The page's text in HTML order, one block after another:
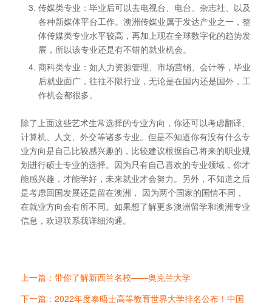
传媒类专业：毕业后可以去电视台、电台、杂志社、以及
各种新媒体平台工作。澳洲传媒业属于发达产业之一，整
体传媒类专业水平较高，再加上现在全球数字化的趋势发
展，所以该专业还是有不错的就业机会。
商科类专业：如人力资源管理、市场营销、会计等，毕业
后就业面广，往往不限行业，无论是在国内还是国外，工
作机会都很多。
除了上面这些艺术生常选择的专业方向，你还可以考虑翻译、
计算机、人文、外交等诸多专业。但是不知道你有没有什么专
业方向是自己比较感兴趣的，比较建议根据自己将来的职业规
划进行硕士专业的选择。因为只有自己喜欢的专业领域，你才
能感兴趣，才能学好，未来就业才会努力。另外，不知道之后
是考虑回国发展还是留在澳洲， 因为两个国家的国情不同，
在就业方向会有所不同。如果想了解更多澳洲留学和澳洲专业
信息，欢迎联系我详细沟通。
上一篇：带你了解新西兰名校——奥克兰大学
下一篇：2022年度泰晤士高等教育世界大学排名公布！中国